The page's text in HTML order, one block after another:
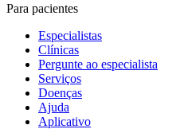
Para pacientes
Especialistas
Clínicas
Pergunte ao especialista
Serviços
Doenças
Ajuda
Aplicativo